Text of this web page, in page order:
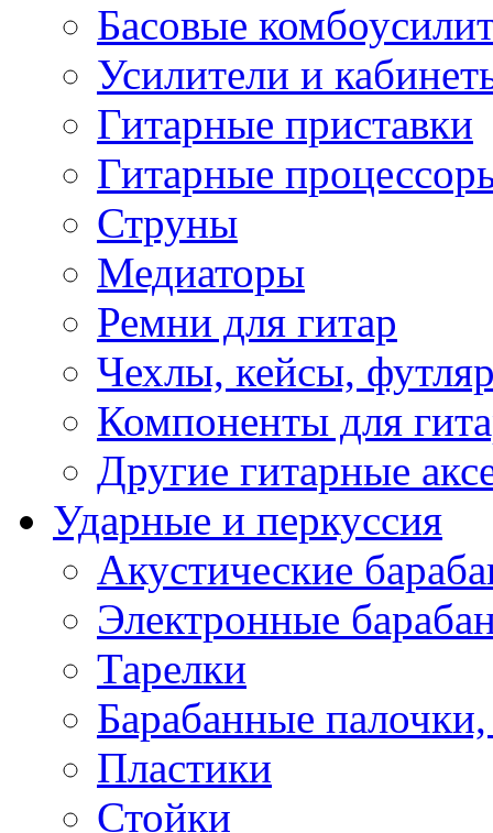
Басовые
Усилители и
Гитарные приставки
Гитарные
Струны
Медиаторы
Ремни для гитар
Чехлы, кейсы,
Компоненты для
Другие гитарные
Ударные и перкуссия
Акустические
Электронные
Тарелки
Барабанные
Пластики
Стойки